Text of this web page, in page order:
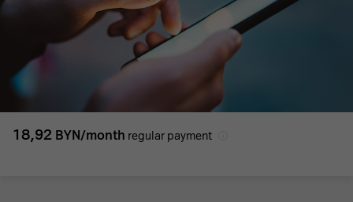
18,92 BYN/month regular payment